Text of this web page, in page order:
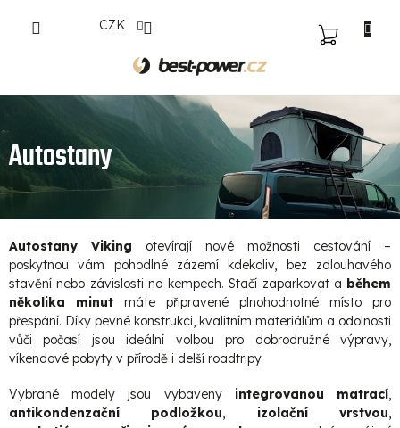
CZK
NÁKUPNÍ
Autostany
Autostany Viking otevírají nové možnosti cestování –
poskytnou vám pohodlné zázemí kdekoliv, bez zdlouhavého
stavění nebo závislosti na kempech. Stačí zaparkovat a během
několika minut máte připravené plnohodnotné místo pro
přespání. Díky pevné konstrukci, kvalitním materiálům a odolnosti
vůči počasí jsou ideální volbou pro dobrodružné výpravy,
víkendové pobyty v přírodě i delší roadtripy.
Vybrané modely jsou vybaveny integrovanou matrací,
antikondenzační podložkou, izolační vrstvou,